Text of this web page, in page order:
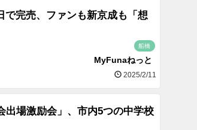
で完売、ファンも新京成も「想
船橋
MyFunaねっと
2025/2/11
出場激励会」、市内5つの中学校